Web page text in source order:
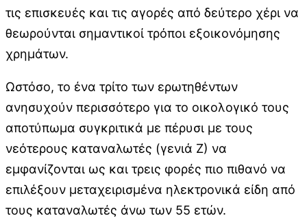
τις επισκευές και τις αγορές από δεύτερο χέρι να
θεωρούνται σημαντικοί τρόποι εξοικονόμησης
χρημάτων.
Ωστόσο, το ένα τρίτο των ερωτηθέντων
ανησυχούν περισσότερο για το οικολογικό τους
αποτύπωμα συγκριτικά με πέρυσι με τους
νεότερους καταναλωτές (γενιά Ζ) να
εμφανίζονται ως και τρεις φορές πιο πιθανό να
επιλέξουν μεταχειρισμένα ηλεκτρονικά είδη από
τους καταναλωτές άνω των 55 ετών.